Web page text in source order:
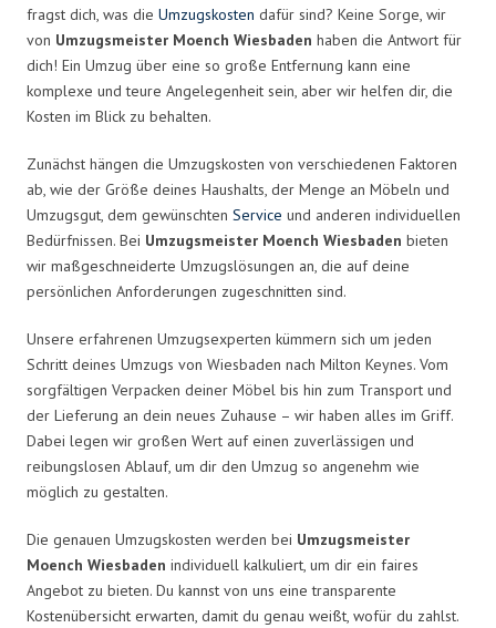
fragst dich, was die Umzugskosten dafür sind? Keine Sorge, wir
von Umzugsmeister Moench Wiesbaden haben die Antwort für
dich! Ein Umzug über eine so große Entfernung kann eine
komplexe und teure Angelegenheit sein, aber wir helfen dir, die
Kosten im Blick zu behalten.
Zunächst hängen die Umzugskosten von verschiedenen Faktoren
ab, wie der Größe deines Haushalts, der Menge an Möbeln und
Umzugsgut, dem gewünschten Service und anderen individuellen
Bedürfnissen. Bei Umzugsmeister Moench Wiesbaden bieten
wir maßgeschneiderte Umzugslösungen an, die auf deine
persönlichen Anforderungen zugeschnitten sind.
Unsere erfahrenen Umzugsexperten kümmern sich um jeden
Schritt deines Umzugs von Wiesbaden nach Milton Keynes. Vom
sorgfältigen Verpacken deiner Möbel bis hin zum Transport und
der Lieferung an dein neues Zuhause – wir haben alles im Griff.
Dabei legen wir großen Wert auf einen zuverlässigen und
reibungslosen Ablauf, um dir den Umzug so angenehm wie
möglich zu gestalten.
Die genauen Umzugskosten werden bei Umzugsmeister
Moench Wiesbaden individuell kalkuliert, um dir ein faires
Angebot zu bieten. Du kannst von uns eine transparente
Kostenübersicht erwarten, damit du genau weißt, wofür du zahlst.